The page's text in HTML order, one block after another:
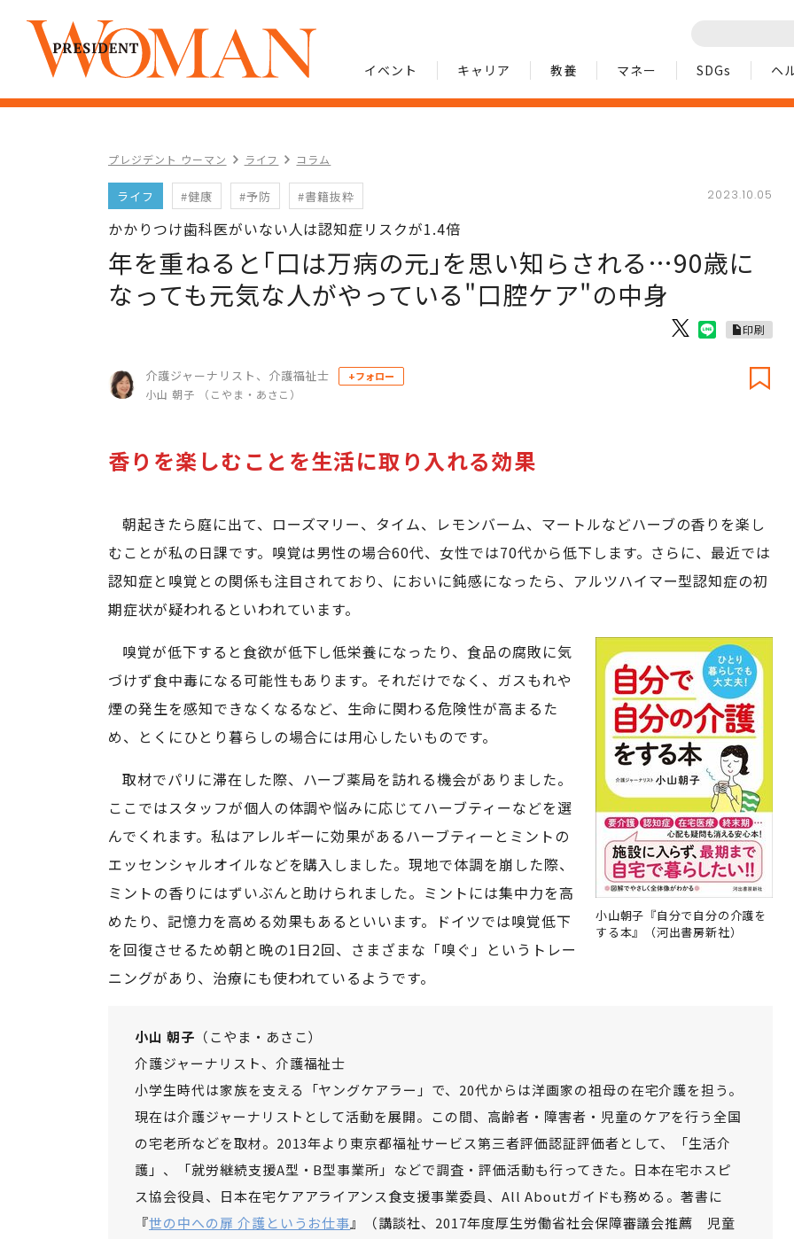
イベント キャリア 教養 マネー SDGs ヘ
プレジデント ウーマン ライフ コラム
ライフ #健康 #予防 #書籍抜粋 2023.10.05
かかりつけ歯科医がいない人は認知症リスクが1.4倍
年を重ねると｢口は万病の元｣を思い知らされる…90歳に
なっても元気な人がやっている"口腔ケア"の中身
印刷
介護ジャーナリスト、介護福祉士
小山 朝子 （こやま・あさこ）
+フォロー
香りを楽しむことを生活に取り入れる効果
朝起きたら庭に出て、ローズマリー、タイム、レモンバーム、マートルなどハーブの香りを楽し
むことが私の日課です。嗅覚は男性の場合60代、女性では70代から低下します。さらに、最近では
認知症と嗅覚との関係も注目されており、においに鈍感になったら、アルツハイマー型認知症の初
期症状が疑われるといわれています。
小山朝子『自分で自分の介護を
する本』（河出書房新社）
嗅覚が低下すると食欲が低下し低栄養になったり、食品の腐敗に気
づけず食中毒になる可能性もあります。それだけでなく、ガスもれや
煙の発生を感知できなくなるなど、生命に関わる危険性が高まるた
め、とくにひとり暮らしの場合には用心したいものです。
取材でパリに滞在した際、ハーブ薬局を訪れる機会がありました。
ここではスタッフが個人の体調や悩みに応じてハーブティーなどを選
んでくれます。私はアレルギーに効果があるハーブティーとミントの
エッセンシャルオイルなどを購入しました。現地で体調を崩した際、
ミントの香りにはずいぶんと助けられました。ミントには集中力を高
めたり、記憶力を高める効果もあるといいます。ドイツでは嗅覚低下
を回復させるため朝と晩の1日2回、さまざまな「嗅ぐ」というトレー
ニングがあり、治療にも使われているようです。
小山 朝子 （こやま・あさこ）
介護ジャーナリスト、介護福祉士
小学生時代は家族を支える「ヤングケアラー」で、20代からは洋画家の祖母の在宅介護を担う。
現在は介護ジャーナリストとして活動を展開。この間、高齢者・障害者・児童のケアを行う全国
の宅老所などを取材。2013年より東京都福祉サービス第三者評価認証評価者として、「生活介
護」、「就労継続支援A型・B型事業所」などで調査・評価活動も行ってきた。日本在宅ホスピ
ス協会役員、日本在宅ケアアライアンス食支援事業委員、All Aboutガイドも務める。著書に
『世の中への扉 介護というお仕事』（講談社、2017年度厚生労働省社会保障審議会推薦 児童